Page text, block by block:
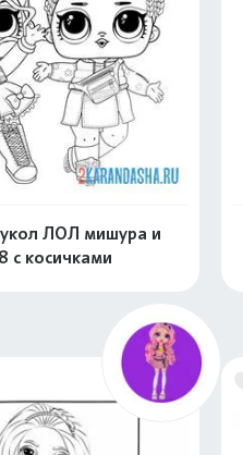
ЛОЛ мишура и
с косичками